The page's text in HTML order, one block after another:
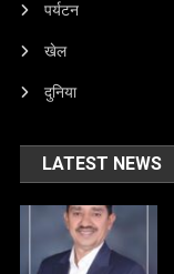
पर्यटन
खेल
दुनिया
LATEST NEWS